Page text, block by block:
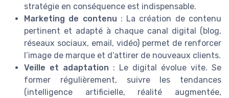
stratégie en conséquence est indispensable.
Marketing de contenu : La création de contenu
pertinent et adapté à chaque canal digital (blog,
réseaux sociaux, email, vidéo) permet de renforcer
l’image de marque et d’attirer de nouveaux clients.
Veille et adaptation : Le digital évolue vite. Se
former régulièrement, suivre les tendances
(intelligence artificielle, réalité augmentée,